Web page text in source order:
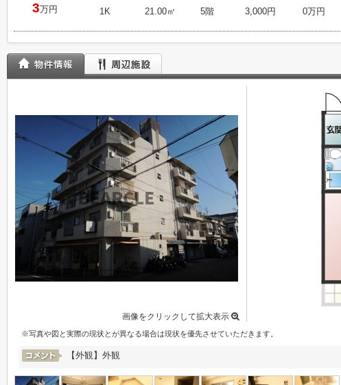
3万円 1K 21.00㎡ 5階 3,000円 0万円
画像をクリックして拡大表示
※写真や図と実際の現状とが異なる場合は現状を優先させていただきます。
【外観】外観